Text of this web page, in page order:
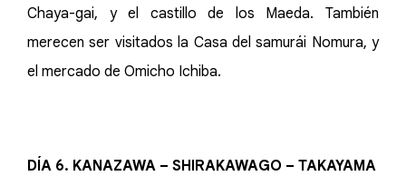
Chaya-gai, y el castillo de los Maeda. También
merecen ser visitados la Casa del samurái Nomura, y
el mercado de Omicho Ichiba.
DÍA 6. KANAZAWA – SHIRAKAWAGO – TAKAYAMA